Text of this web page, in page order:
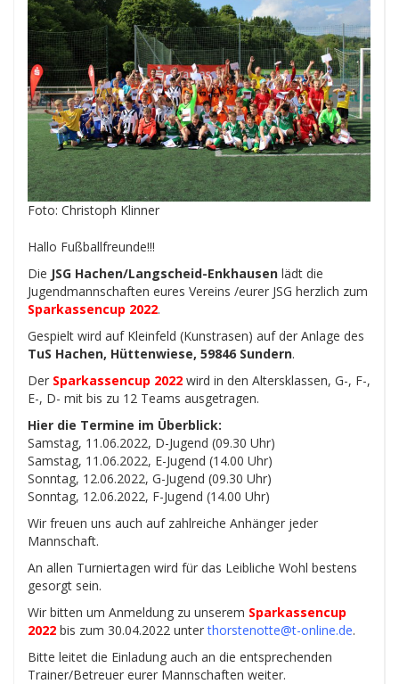
Foto: Christoph Klinner
Hallo Fußballfreunde!!!
Die JSG Hachen/Langscheid-Enkhausen lädt die
Jugendmannschaften eures Vereins /eurer JSG herzlich zum
Sparkassencup 2022.
Gespielt wird auf Kleinfeld (Kunstrasen) auf der Anlage des
TuS Hachen, Hüttenwiese, 59846 Sundern.
Der Sparkassencup 2022 wird in den Altersklassen, G-, F-,
E-, D- mit bis zu 12 Teams ausgetragen.
Hier die Termine im Überblick:
Samstag, 11.06.2022, D-Jugend (09.30 Uhr)
Samstag, 11.06.2022, E-Jugend (14.00 Uhr)
Sonntag, 12.06.2022, G-Jugend (09.30 Uhr)
Sonntag, 12.06.2022, F-Jugend (14.00 Uhr)
Wir freuen uns auch auf zahlreiche Anhänger jeder
Mannschaft.
An allen Turniertagen wird für das Leibliche Wohl bestens
gesorgt sein.
Wir bitten um Anmeldung zu unserem Sparkassencup
2022 bis zum 30.04.2022 unterthorstenotte@t-online.de.
Bitte leitet die Einladung auch an die entsprechenden
Trainer/Betreuer eurer Mannschaften weiter.